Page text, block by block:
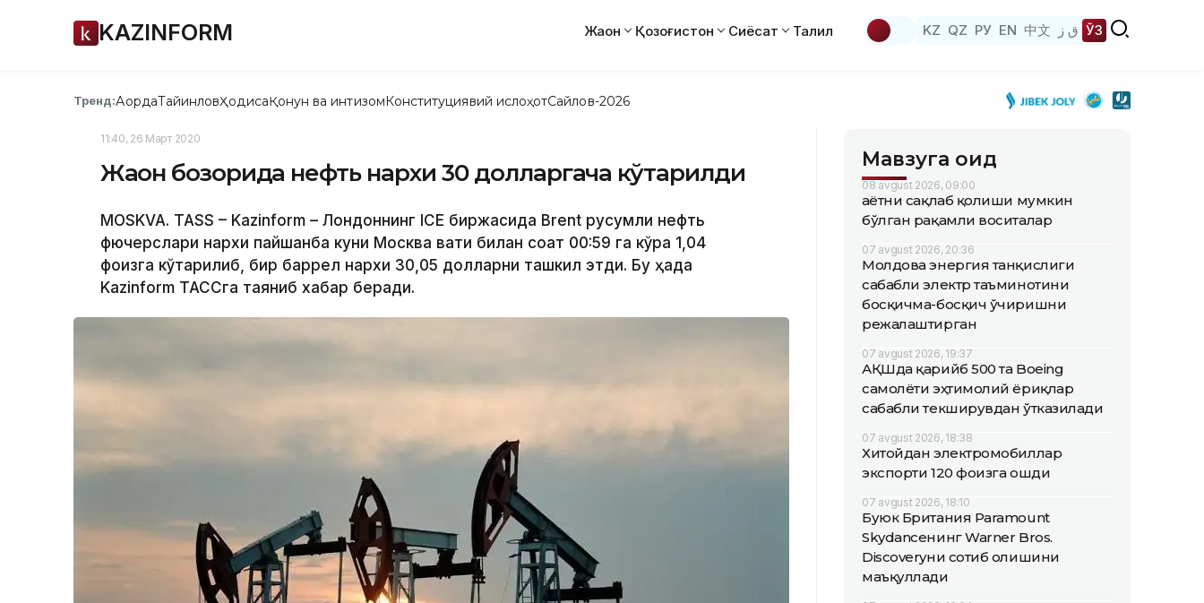
KAZINFORM Жаҳон Қозоғистон Сиёсат Таҳлил KZ QZ РУ EN 中文 ق ز ЎЗ
Тренд:АқордаТайинловҲодисаҚонун ва интизомКонституциявий ислоҳотСайлов-2026
11:40, 26 Март 2020
Жаҳон бозорида нефть нархи 30 долларгача кўтарилди
MOSKVA. ТАSS – Kazinform – Лондоннинг ICE биржасида Brent русумли нефть
фючерслари нархи пайшанба куни Москва вақти билан соат 00:59 га кўра 1,04
фоизга кўтарилиб, бир баррел нархи 30,05 долларни ташкил этди. Бу ҳақда
Kazinform ТАССга таяниб хабар беради.
Мавзуга оид
08 avgust 2026, 09:00
Ҳаётни сақлаб қолиши мумкин
бўлган рақамли воситалар
07 avgust 2026, 20:36
Молдова энергия танқислиги
сабабли электр таъминотини
босқичма-босқич ўчиришни
режалаштирган
07 avgust 2026, 19:37
АҚШда қарийб 500 та Boeing
самолёти эҳтимолий ёриқлар
сабабли текширувдан ўтказилади
07 avgust 2026, 18:38
Хитойдан электромобиллар
экспорти 120 фоизга ошди
07 avgust 2026, 18:10
Буюк Британия Paramount
Skydanceнинг Warner Bros.
Discoveryни сотиб олишини
маъқуллади